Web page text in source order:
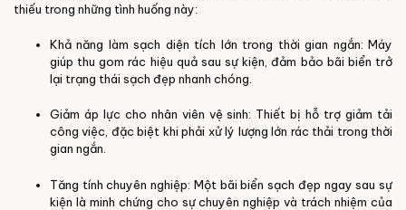
thiếu trong những tình huống này:
Khả năng làm sạch diện tích lớn trong thời gian ngắn: Máy
giúp thu gom rác hiệu quả sau sự kiện, đảm bảo bãi biển trở
lại trạng thái sạch đẹp nhanh chóng.
Giảm áp lực cho nhân viên vệ sinh: Thiết bị hỗ trợ giảm tải
công việc, đặc biệt khi phải xử lý lượng lớn rác thải trong thời
gian ngắn.
Tăng tính chuyên nghiệp: Một bãi biển sạch đẹp ngay sau sự
kiện là minh chứng cho sự chuyên nghiệp và trách nhiệm của